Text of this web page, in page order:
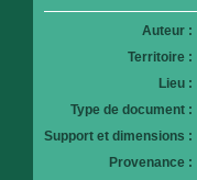
Auteur :
Territoire :
Lieu :
Type de document :
Support et dimensions :
Provenance :